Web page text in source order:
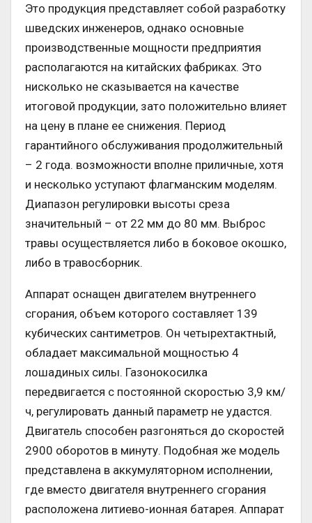
Это продукция представляет собой разработку
шведских инженеров, однако основные
производственные мощности предприятия
располагаются на китайских фабриках. Это
нисколько не сказывается на качестве
итоговой продукции, зато положительно влияет
на цену в плане ее снижения. Период
гарантийного обслуживания продолжительный
– 2 года. возможности вполне приличные, хотя
и несколько уступают флагманским моделям.
Диапазон регулировки высоты среза
значительный – от 22 мм до 80 мм. Выброс
травы осуществляется либо в боковое окошко,
либо в травосборник.
Аппарат оснащен двигателем внутреннего
сгорания, объем которого составляет 139
кубических сантиметров. Он четырехтактный,
обладает максимальной мощностью 4
лошадиных силы. Газонокосилка
передвигается с постоянной скоростью 3,9 км/
ч, регулировать данный параметр не удастся.
Двигатель способен разгоняться до скоростей
2900 оборотов в минуту. Подобная же модель
представлена в аккумуляторном исполнении,
где вместо двигателя внутреннего сгорания
расположена литиево-ионная батарея. Аппарат